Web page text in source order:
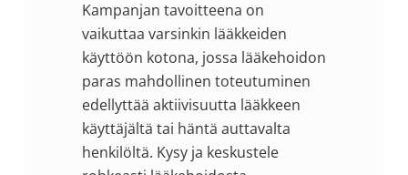
Kampanjan tavoitteena on
vaikuttaa varsinkin lääkkeiden
käyttöön kotona, jossa lääkehoidon
paras mahdollinen toteutuminen
edellyttää aktiivisuutta lääkkeen
käyttäjältä tai häntä auttavalta
henkilöltä. Kysy ja keskustele